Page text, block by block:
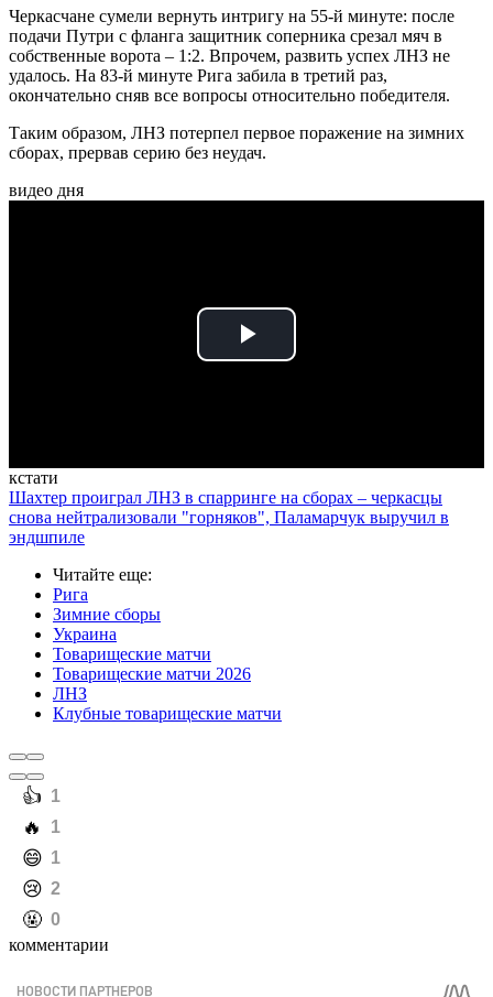
Черкасчане сумели вернуть интригу на 55-й минуте: после
подачи Путри с фланга защитник соперника срезал мяч в
собственные ворота – 1:2. Впрочем, развить успех ЛНЗ не
удалось. На 83-й минуте Рига забила в третий раз,
окончательно сняв все вопросы относительно победителя.
Таким образом, ЛНЗ потерпел первое поражение на зимних
сборах, прервав серию без неудач.
видео дня
Play
кстати
Шахтер проиграл ЛНЗ в спарринге на сборах – черкасцы
снова нейтрализовали "горняков", Паламарчук выручил в
эндшпиле
Читайте еще:
Рига
Зимние сборы
Украина
Товарищеские матчи
Товарищеские матчи 2026
ЛНЗ
Клубные товарищеские матчи
️👍 1
️🔥 1
️😄 1
️😢 2
️🤬 0
комментарии